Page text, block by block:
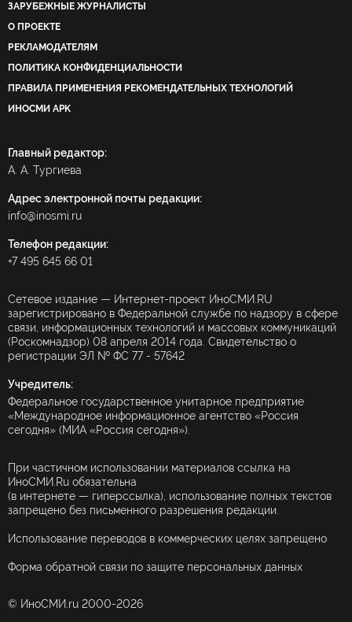
ЗАРУБЕЖНЫЕ ЖУРНАЛИСТЫ
О ПРОЕКТЕ
РЕКЛАМОДАТЕЛЯМ
ПОЛИТИКА КОНФИДЕНЦИАЛЬНОСТИ
ПРАВИЛА ПРИМЕНЕНИЯ РЕКОМЕНДАТЕЛЬНЫХ ТЕХНОЛОГИЙ
ИНОСМИ APK
Главный редактор:
А. А. Тургиева
Адрес электронной почты редакции:
info@inosmi.ru
Телефон редакции:
+7 495 645 66 01
Сетевое издание — Интернет-проект ИноСМИ.RU
зарегистрировано в Федеральной службе по надзору в сфере
связи, информационных технологий и массовых коммуникаций
(Роскомнадзор) 08 апреля 2014 года. Свидетельство о
регистрации ЭЛ № ФС 77 - 57642
Учредитель:
Федеральное государственное унитарное предприятие
«Международное информационное агентство «Россия
сегодня» (МИА «Россия сегодня»).
При частичном использовании материалов ссылка на
ИноСМИ.Ru обязательна
(в интернете — гиперссылка), использование полных текстов
запрещено без письменного разрешения редакции.
Использование переводов в коммерческих целях запрещено
Форма обратной связи по защите персональных данных
© ИноСМИ.ru 2000-2026